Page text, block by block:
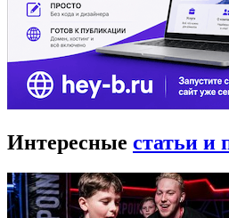
Интересные статьи и